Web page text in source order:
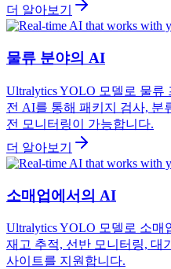
더 알아보기
물류 분야의 AI
Ultralytics YOLO 모델로 물류
전 AI를 통해 패키지 검사, 분
전 모니터링이 가능합니다.
더 알아보기
소매업에서의 AI
Ultralytics YOLO 모델로 소
재고 추적, 선반 모니터링, 대
사이트를 지원합니다.